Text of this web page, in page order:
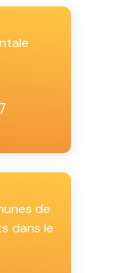
de
dans le